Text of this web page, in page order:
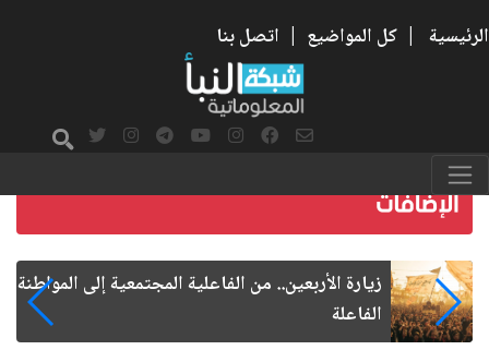
الرئيسية | كل المواضيع | اتصل بنا
المجتمعية إلى المواطنة حكومة الزيدي بين